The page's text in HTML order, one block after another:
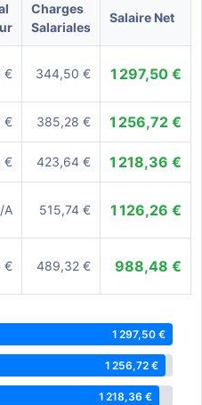
Charges
Salariales
Salaire Net
€ 344,50 € 1 297,50 €
€ 385,28 € 1 256,72 €
€ 423,64 € 1 218,36 €
A 515,74 € 1 126,26 €
€ 489,32 € 988,48 €
1 297,50 €
1 256,72 €
1 218,36 €